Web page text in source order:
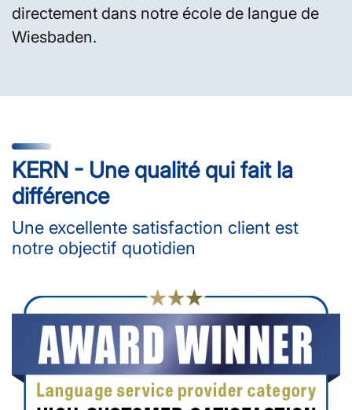
directement dans notre école de langue de
Wiesbaden.
KERN - Une qualité qui fait la
différence
Une excellente satisfaction client est
notre objectif quotidien